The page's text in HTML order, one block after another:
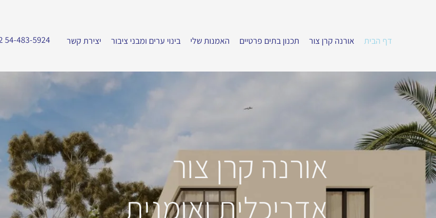
54-483-5924 דף הבית אורנה קרן צור תכנון בתים פרטיים האמנות שלי בינוי ערים ומבני ציבור יצירת קשר
אורנה קרן צור
אדריכלית ואומנית